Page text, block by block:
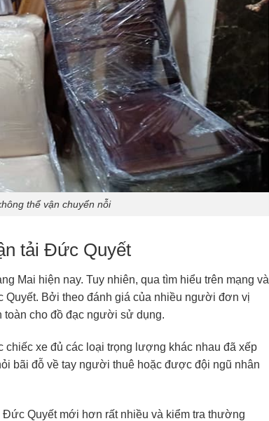
thể vận chuyển nỗi
tải Đức Quyết
Mai hiện nay. Tuy nhiên, qua tìm hiểu trên mạng và
Bởi theo đánh giá của nhiều người đơn vị
toàn cho đồ đạc người sử dụng.
xe đủ các loại trọng lượng khác nhau đã xếp
bãi đỗ về tay người thuê hoặc được đội ngũ nhân
Quyết mới hơn rất nhiều và kiểm tra thường